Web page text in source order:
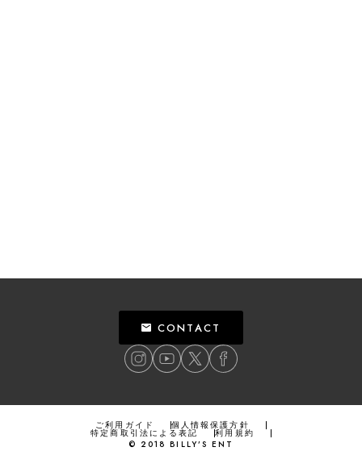
CONTACT
ご利用ガイド 個人情報保護方針
特定商取引法による表記
利用規約
© 2018 BILLY’S ENT